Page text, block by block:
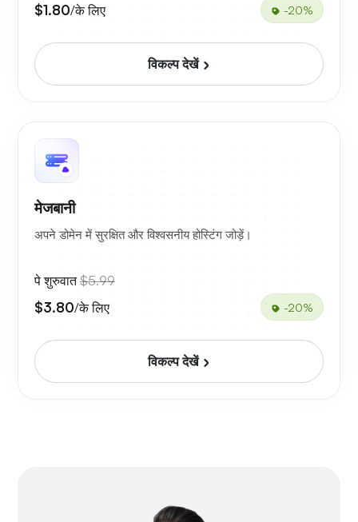
$1.80/के लिए -20%
विकल्प देखें
मेजबानी
अपने डोमेन में सुरक्षित और विश्वसनीय होस्टिंग जोड़ें।
पे शुरुवात$5.99
$3.80/के लिए -20%
विकल्प देखें